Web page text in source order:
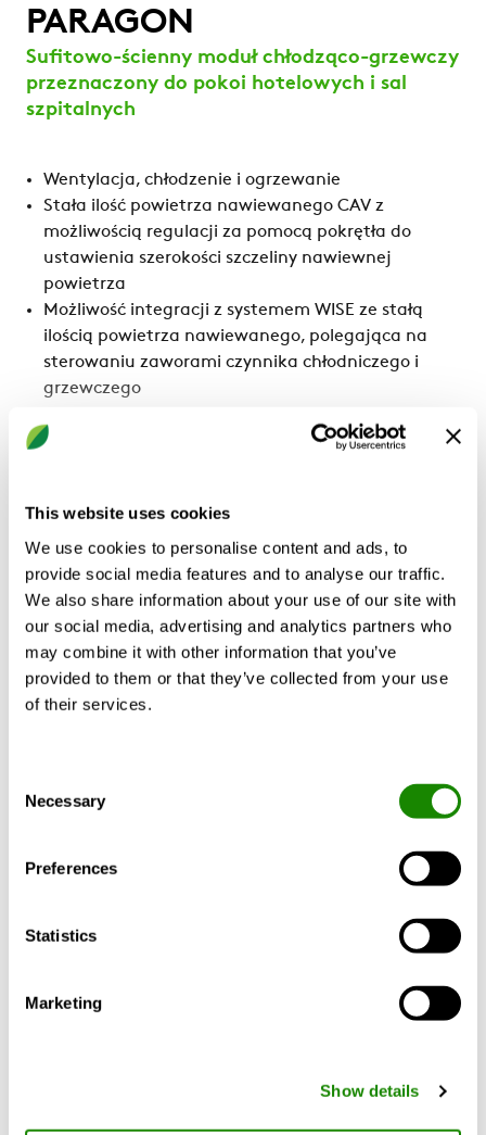
This website uses cookies
We use cookies to personalise content and ads, to
provide social media features and to analyse our traffic.
We also share information about your use of our site with
our social media, advertising and analytics partners who
may combine it with other information that you’ve
provided to them or that they’ve collected from your use
of their services.
Selection
Necessary
Preferences
Statistics
Marketing
Show details
PARAGON
Sufitowo-ścienny moduł chłodząco-grzewczy
przeznaczony do pokoi hotelowych i sal
szpitalnych
Wentylacja, chłodzenie i ogrzewanie
Stała ilość powietrza nawiewanego CAV z
możliwością regulacji za pomocą pokrętła do
ustawienia szerokości szczeliny nawiewnej
powietrza
Możliwość integracji z systemem WISE ze stałą
ilością powietrza nawiewanego, polegająca na
sterowaniu zaworami czynnika chłodniczego i
grzewczego
podłączeniom wody po bokach i zlokalizowanemu
montowanym fabrycznie systemem sterowania
Regulacja kierunku wypływu powietrza poprzez
kierownice wypływu powietrza ADC
oraz regulowane lamele kratki nawiewnej
Niska wysokość zabudowy
Wysoka wydajność
OBLICZ
Zakres przepływów powietrza:
WIELKOŚĆ